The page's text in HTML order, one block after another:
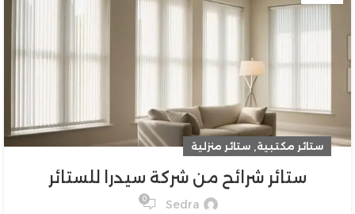
ستائر مكتبية, ستائر منزلية
ستائر شرائح من شركة سيدرا للستائر
Sedra
0